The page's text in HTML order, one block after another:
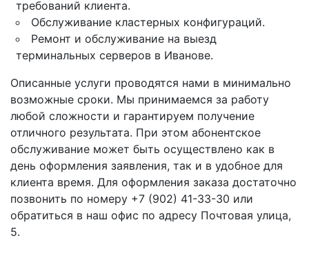
требований клиента.
Обслуживание кластерных конфигураций.
Ремонт и обслуживание на выезд
терминальных серверов в Иванове.
Описанные услуги проводятся нами в минимально
возможные сроки. Мы принимаемся за работу
любой сложности и гарантируем получение
отличного результата. При этом абонентское
обслуживание может быть осуществлено как в
день оформления заявления, так и в удобное для
клиента время. Для оформления заказа достаточно
позвонить по номеру +7 (902) 41-33-30 или
обратиться в наш офис по адресу Почтовая улица,
5.